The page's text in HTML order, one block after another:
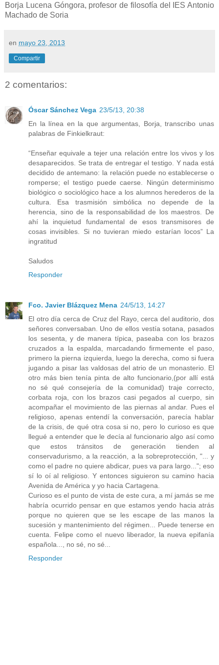
Borja Lucena Góngora, profesor de filosofía del IES Antonio
Machado de Soria
en mayo 23, 2013
Compartir
2 comentarios:
Óscar Sánchez Vega 23/5/13, 20:38
En la línea en la que argumentas, Borja, transcribo unas
palabras de Finkielkraut:
“Enseñar equivale a tejer una relación entre los vivos y los
desaparecidos. Se trata de entregar el testigo. Y nada está
decidido de antemano: la relación puede no establecerse o
romperse; el testigo puede caerse. Ningún determinismo
biológico o sociológico hace a los alumnos herederos de la
cultura. Esa trasmisión simbólica no depende de la
herencia, sino de la responsabilidad de los maestros. De
ahí la inquietud fundamental de esos transmisores de
cosas invisibles. Si no tuvieran miedo estarían locos” La
ingratitud
Saludos
Responder
Fco. Javier Blázquez Mena 24/5/13, 14:27
El otro día cerca de Cruz del Rayo, cerca del auditorio, dos
señores conversaban. Uno de ellos vestía sotana, pasados
los sesenta, y de manera típica, paseaba con los brazos
cruzados a la espalda, marcadando firmemente el paso,
primero la pierna izquierda, luego la derecha, como si fuera
jugando a pisar las valdosas del atrio de un monasterio. El
otro más bien tenía pinta de alto funcionario,(por allí está
no sé qué consejería de la comunidad) traje correcto,
corbata roja, con los brazos casi pegados al cuerpo, sin
acompañar el movimiento de las piernas al andar. Pues el
religioso, apenas entendí la conversación, parecía hablar
de la crisis, de qué otra cosa si no, pero lo curioso es que
llegué a entender que le decía al funcionario algo así como
que estos tránsitos de generación tienden al
conservadurismo, a la reacción, a la sobreprotección, "... y
como el padre no quiere abdicar, pues va para largo..."; eso
sí lo oí al religioso. Y entonces siguieron su camino hacia
Avenida de América y yo hacia Cartagena.
Curioso es el punto de vista de este cura, a mí jamás se me
habría ocurrido pensar en que estamos yendo hacia atrás
porque no quieren que se les escape de las manos la
sucesión y mantenimiento del régimen... Puede tenerse en
cuenta. Felipe como el nuevo liberador, la nueva epifanía
española..., no sé, no sé...
Responder